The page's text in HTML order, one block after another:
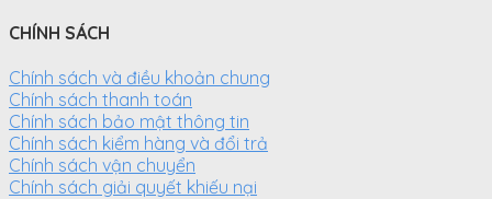
CHÍNH SÁCH
Chính sách và điều khoản chung
Chính sách thanh toán
Chính sách bảo mật thông tin
Chính sách kiểm hàng và đổi trả
Chính sách vận chuyển
Chính sách giải quyết khiếu nại